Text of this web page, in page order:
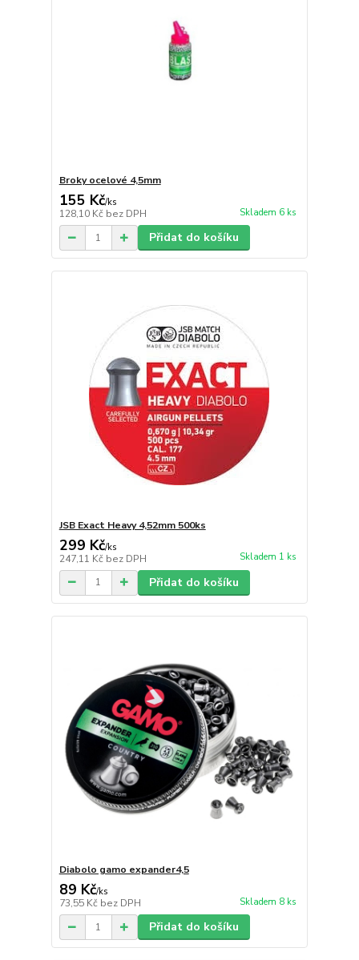
Broky ocelové 4,5mm
155 Kč/ks
128,10 Kč bez DPH Skladem 6 ks
Přidat do košíku
JSB Exact Heavy 4,52mm 500ks
299 Kč/ks
247,11 Kč bez DPH Skladem 1 ks
Přidat do košíku
Diabolo gamo expander4,5
89 Kč/ks
73,55 Kč bez DPH Skladem 8 ks
Přidat do košíku